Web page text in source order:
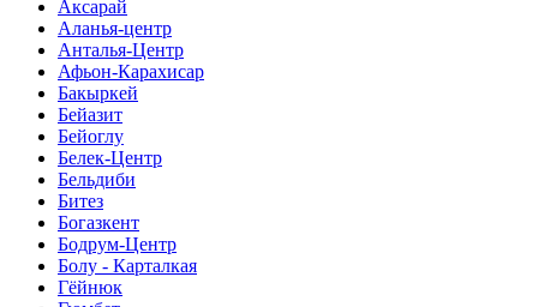
Аксарай
Аланья-центр
Анталья-Центр
Афьон-Карахисар
Бакыркей
Бейазит
Бейоглу
Белек-Центр
Бельдиби
Битез
Богазкент
Бодрум-Центр
Болу - Карталкая
Гёйнюк